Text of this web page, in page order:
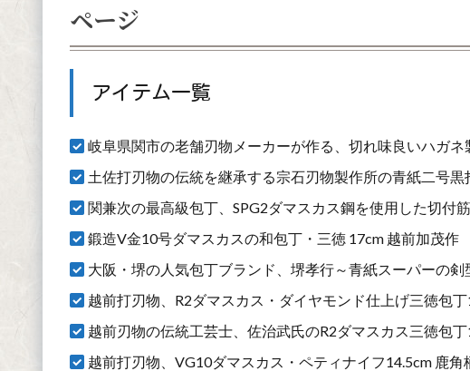
ページ
アイテム一覧
岐阜県関市の老舗刃物メーカーが作る、切れ味良いハガ
土佐打刃物の伝統を継承する宗石刃物製作所の青紙二号
関兼次の最高級包丁、SPG2ダマスカス鋼を使用した切付
鍛造V金10号ダマスカスの和包丁・三徳 17cm 越前加茂
大阪・堺の人気包丁ブランド、堺孝行～青紙スーパーの
越前打刃物、R2ダマスカス・ダイヤモンド仕上げ三徳包丁
越前刃物の伝統工芸士、佐治武氏のR2ダマスカス三徳包丁
越前打刃物、VG10ダマスカス・ペティナイフ14.5cm 鹿角